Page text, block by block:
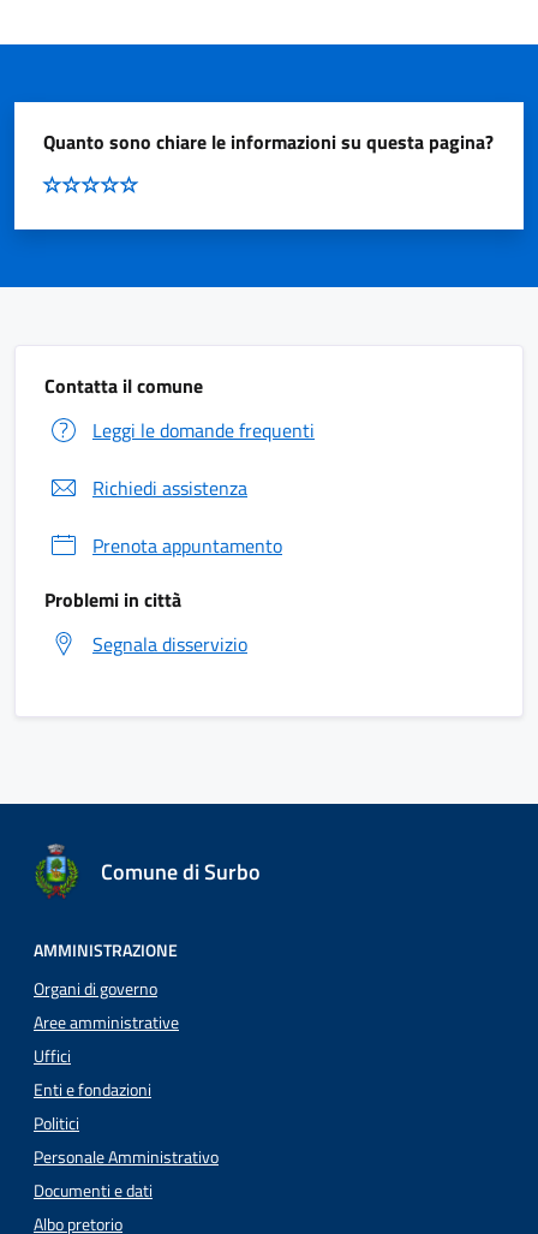
Quanto sono chiare le informazioni su questa pagina?
Contatta il comune
Leggi le domande frequenti
Richiedi assistenza
Prenota appuntamento
Problemi in città
Segnala disservizio
Comune di Surbo
AMMINISTRAZIONE
Organi di governo
Aree amministrative
Uffici
Enti e fondazioni
Politici
Personale Amministrativo
Documenti e dati
Albo pretorio